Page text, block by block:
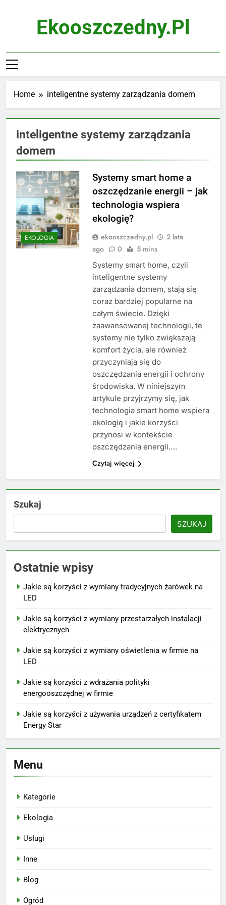
Ekooszczedny.pl
Home inteligentne systemy zarządzania domem
inteligentne systemy zarządzania
domem
EKOLOGIA
Systemy smart home a
oszczędzanie energii – jak
technologia wspiera
ekologię?
ekooszczedny.pl
2 lata
ago
0 5 mins
Systemy smart home, czyli
inteligentne systemy
zarządzania domem, stają się
coraz bardziej popularne na
całym świecie. Dzięki
zaawansowanej technologii, te
systemy nie tylko zwiększają
komfort życia, ale również
przyczyniają się do
oszczędzania energii i ochrony
środowiska. W niniejszym
artykule przyjrzymy się, jak
technologia smart home wspiera
ekologię i jakie korzyści
przynosi w kontekście
oszczędzania energii….
Czytaj więcej
Szukaj
SZUKAJ
Ostatnie wpisy
Jakie są korzyści z wymiany tradycyjnych żarówek na
LED
Jakie są korzyści z wymiany przestarzałych instalacji
elektrycznych
Jakie są korzyści z wymiany oświetlenia w firmie na
LED
Jakie są korzyści z wdrażania polityki
energooszczędnej w firmie
Jakie są korzyści z używania urządzeń z certyfikatem
Energy Star
Menu
Kategorie
Ekologia
Usługi
Inne
Blog
Ogród